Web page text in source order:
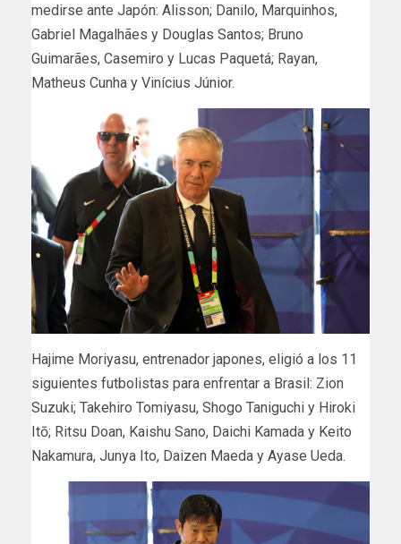
medirse ante Japón: Alisson; Danilo, Marquinhos,
Gabriel Magalhães y Douglas Santos; Bruno
Guimarães, Casemiro y Lucas Paquetá; Rayan,
Matheus Cunha y Vinícius Júnior.
Hajime Moriyasu, entrenador japones, eligió a los 11
siguientes futbolistas para enfrentar a Brasil: Zion
Suzuki; Takehiro Tomiyasu, Shogo Taniguchi y Hiroki
Itō; Ritsu Doan, Kaishu Sano, Daichi Kamada y Keito
Nakamura, Junya Ito, Daizen Maeda y Ayase Ueda.